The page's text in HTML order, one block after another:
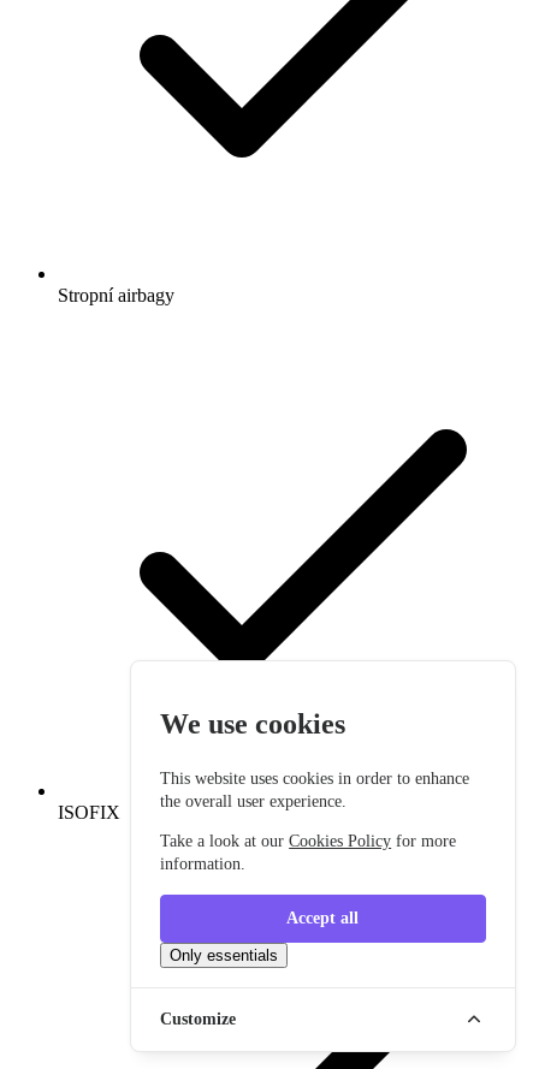
We use cookies
This website uses cookies in order to enhance
the overall user experience.
Take a look at ourCookies Policy for more
information.
Accept all
Only essentials
Customize
Stropní airbagy
ISOFIX